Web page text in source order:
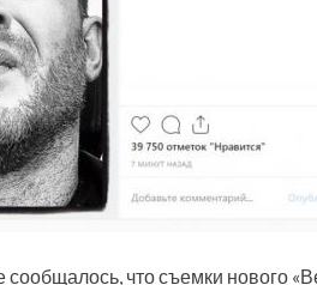
сообщалось, что съемки нового